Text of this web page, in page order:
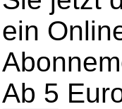
ein
Ab 5